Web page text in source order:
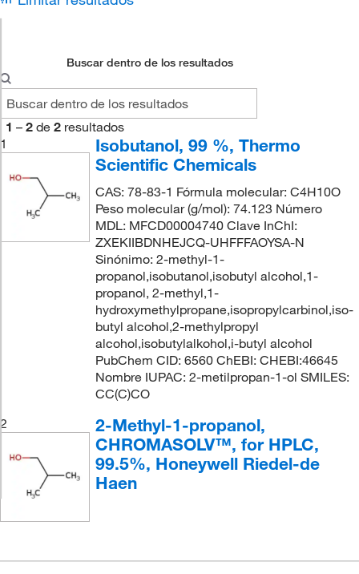
Buscar dentro de los resultados
1 – 2 de 2 resultados
1
Isobutanol, 99 %, Thermo
Scientific Chemicals
CAS: 78-83-1 Fórmula molecular: C4H10O
Peso molecular (g/mol): 74.123 Número
MDL: MFCD00004740 Clave InChI:
ZXEKIIBDNHEJCQ-UHFFFAOYSA-N
Sinónimo: 2-methyl-1-
propanol,isobutanol,isobutyl alcohol,1-
propanol, 2-methyl,1-
hydroxymethylpropane,isopropylcarbinol,iso-
butyl alcohol,2-methylpropyl
alcohol,isobutylalkohol,i-butyl alcohol
PubChem CID: 6560 ChEBI: CHEBI:46645
Nombre IUPAC: 2-metilpropan-1-ol SMILES:
CC(C)CO
2
2-Methyl-1-propanol,
CHROMASOLV™, for HPLC,
99.5%, Honeywell Riedel-de
Haen